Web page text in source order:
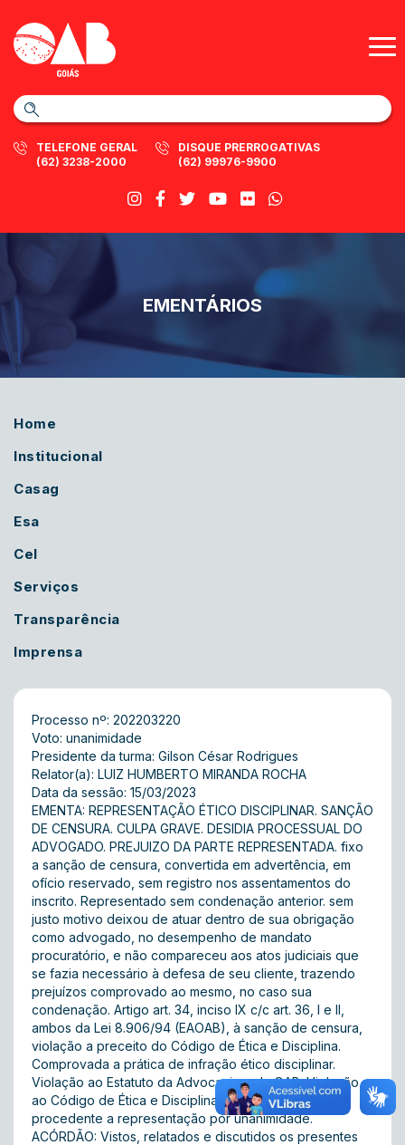
TELEFONE GERAL
(62) 3238-2000
DISQUE PRERROGATIVAS
(62) 99976-9900
EMENTÁRIOS
Home
Institucional
Casag
Esa
Cel
Serviços
Transparência
Imprensa
Processo nº: 202203220
Voto: unanimidade
Presidente da turma: Gilson César Rodrigues
Relator(a): LUIZ HUMBERTO MIRANDA ROCHA
Data da sessão: 15/03/2023
EMENTA: REPRESENTAÇÃO ÉTICO DISCIPLINAR. SANÇÃO
DE CENSURA. CULPA GRAVE. DESIDIA PROCESSUAL DO
ADVOGADO. PREJUIZO DA PARTE REPRESENTADA. fixo
a sanção de censura, convertida em advertência, em
ofício reservado, sem registro nos assentamentos do
inscrito. Representado sem condenação anterior. sem
justo motivo deixou de atuar dentro de sua obrigação
como advogado, no desempenho de mandato
procuratório, e não compareceu aos atos judiciais que
se fazia necessário à defesa de seu cliente, trazendo
prejuízos comprovado ao mesmo, no caso sua
condenação. Artigo art. 34, inciso IX c/c art. 36, I e II,
ambos da Lei 8.906/94 (EAOAB), à sanção de censura,
violação a preceito do Código de Ética e Disciplina.
Comprovada a prática de infração ético disciplinar.
Violação ao Estatuto da Advocacia e da OAB. Violação
ao Código de Ética e Disciplina da OAB. Julgado
procedente a representação por unanimidade.
ACÓRDÃO: Vistos, relatados e discutidos os presentes